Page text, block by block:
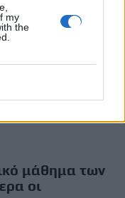
my
the
μάθημα των
οι